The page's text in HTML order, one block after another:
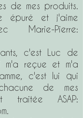
de mes produits.
épuré et j'aime
Marie-Pierre:
c'est Luc de
m'a reçue et m'a
c'est lui qui
de mes
traitée ASAP: